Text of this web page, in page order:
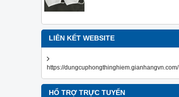
LIÊN KẾT WEBSITE
https://dungcuphongthinghiem.gianhangvn.com/
HỔ TRỢ TRỰC TUYẾN